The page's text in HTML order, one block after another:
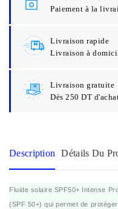
Paiement à la
Livraison rapide
Livraison à
Livraison gratuite
Dès 250 DT
Description Détails Du
Fluide solaire SPF50+ Intense
(SPF 50+) qui permet de